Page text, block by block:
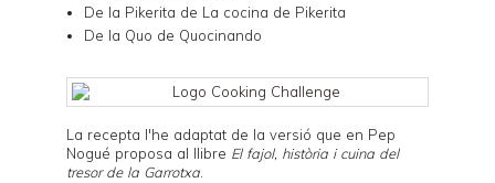
De la Pikerita de La cocina de Pikerita
De la Quo de Quocinando
La recepta l'he adaptat de la versió que en Pep
Nogué proposa al llibre El fajol, història i cuina del
tresor de la Garrotxa.